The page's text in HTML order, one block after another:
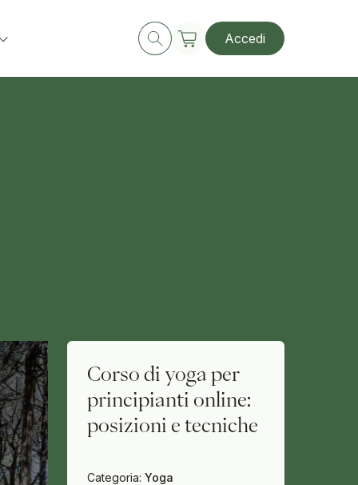
Accedi
Corso di yoga per
principianti online:
posizioni e tecniche
Categoria: Yoga